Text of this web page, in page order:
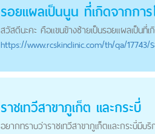
รอยแผลเป็นนูน ที่เกิดจากกา
สวัสดีนะคะ คือแขนข้างซ้ายเป็นรอยแผลเป็น
https://www.rcskinclinic.com/th/qa/17743/
ราชเทวีสาขาภูเก็ต และกระบี่
อยากทราบว่าราชเทวีสาขาภูเก็ตและกระบี่มีบ